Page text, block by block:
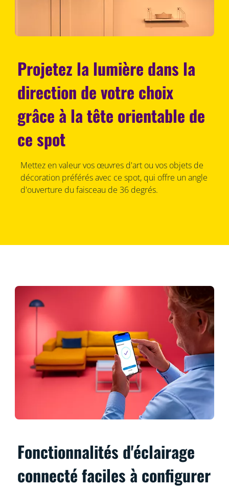
Projetez la lumière dans la
direction de votre choix
grâce à la tête orientable de
ce spot
Mettez en valeur vos œuvres d'art ou vos objets de
décoration préférés avec ce spot, qui offre un angle
d'ouverture du faisceau de 36 degrés.
Fonctionnalités d'éclairage
connecté faciles à configurer